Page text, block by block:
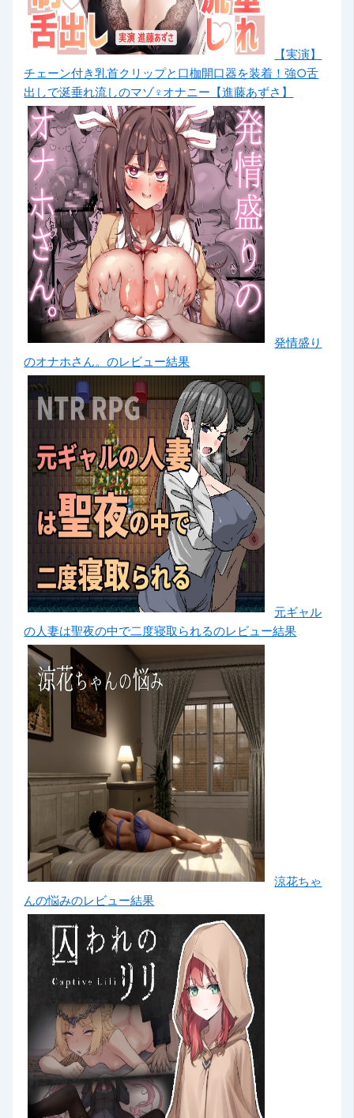
【実演】
チェーン付き乳首クリップと口枷開口器を装着！強○舌
出しで涎垂れ流しのマゾ♀オナニー【進藤あずさ】
発情盛り
のオナホさん。のレビュー結果
元ギャル
の人妻は聖夜の中で二度寝取られるのレビュー結果
涼花ちゃ
んの悩みのレビュー結果